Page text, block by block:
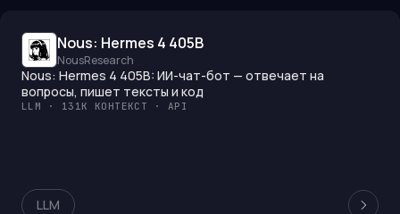
Nous: Hermes 4 405B
NousResearch
Nous: Hermes 4 405B: ИИ-чат-бот — отвечает на
вопросы, пишет тексты и код
LLM · 131K КОНТЕКСТ · API
LLM